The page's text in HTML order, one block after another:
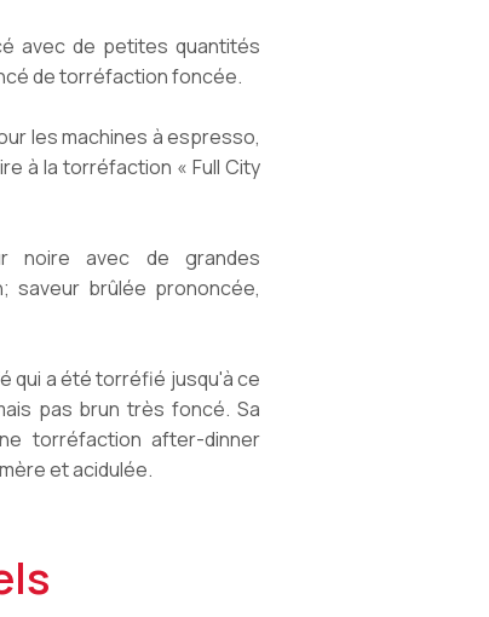
avec de petites quantités
de torréfaction foncée.
les machines à espresso,
à la torréfaction « Full City
noire avec de grandes
saveur brûlée prononcée,
qui a été torréfié jusqu'à ce
pas brun très foncé. Sa
torréfaction after-dinner
et acidulée.